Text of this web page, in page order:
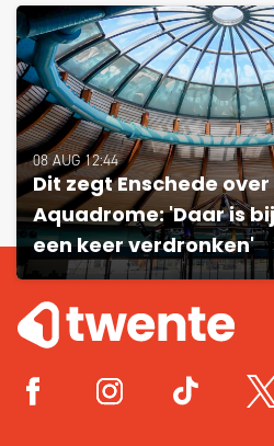
08 AUG 12:44
Dit zegt Enschede
Aquadrome: 'Daar is
een keer verdronken'